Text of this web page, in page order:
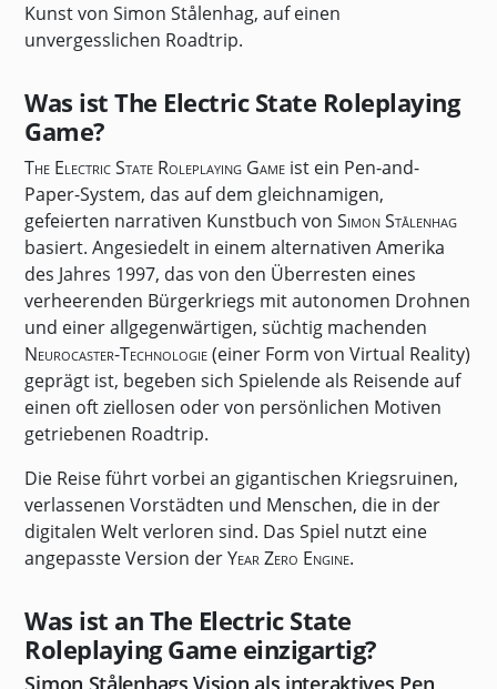
Kunst von Simon Stålenhag, auf einen
unvergesslichen Roadtrip.
Was ist The Electric State Roleplaying
Game?
The Electric State Roleplaying Game ist ein Pen-and-
Paper-System, das auf dem gleichnamigen,
gefeierten narrativen Kunstbuch vonSimon Stålenhag
basiert. Angesiedelt in einem alternativen Amerika
des Jahres 1997, das von den Überresten eines
verheerenden Bürgerkriegs mit autonomen Drohnen
und einer allgegenwärtigen, süchtig machenden
Neurocaster-Technologie(einer Form von Virtual Reality)
geprägt ist, begeben sich Spielende als Reisende auf
einen oft ziellosen oder von persönlichen Motiven
getriebenen Roadtrip.
Die Reise führt vorbei an gigantischen Kriegsruinen,
verlassenen Vorstädten und Menschen, die in der
digitalen Welt verloren sind. Das Spiel nutzt eine
angepasste Version derYear Zero Engine.
Was ist an The Electric State
Roleplaying Game einzigartig?
Simon Stålenhags Vision als interaktives Pen